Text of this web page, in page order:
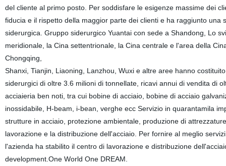
del cliente al primo posto. Per soddisfare le esigenze massime dei
fiducia e il rispetto della maggior parte dei clienti e ha raggiunto
siderurgica. Gruppo siderurgico Yuantai con sede a Shandong, Lo
meridionale, la Cina settentrionale, la Cina centrale e l'area della
Chongqing,
Shanxi, Tianjin, Liaoning, Lanzhou, Wuxi e altre aree hanno
siderurgici di oltre 3.6 milioni di tonnellate, ricavi annui di vendita di
acciaieria ben noti, tra cui bobine di acciaio, bobine di acciaio
inossidabile, H-beam, i-bean, verghe ecc Servizio in quarantamila
strutture in acciaio, protezione ambientale, produzione di
lavorazione e la distribuzione dell'acciaio. Per fornire al meglio
l'azienda ha stabilito il centro di lavorazione e distribuzione
development.One World One DREAM.